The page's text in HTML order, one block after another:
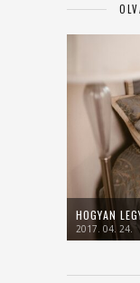
HOGYAN
2017. 04. 24.